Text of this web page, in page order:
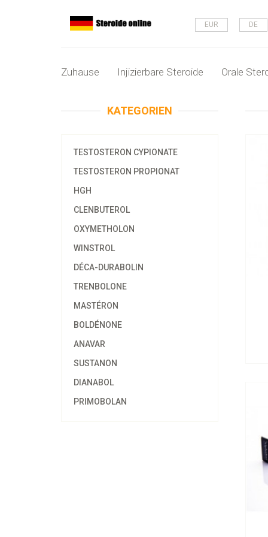
EUR DE
Zuhause Injizierbare Steroide Orale
KATEGORIEN
TESTOSTERON CYPIONATE
TESTOSTERON PROPIONAT
HGH
CLENBUTEROL
OXYMETHOLON
WINSTROL
DÉCA-DURABOLIN
TRENBOLONE
MASTÉRON
BOLDÉNONE
ANAVAR
SUSTANON
DIANABOL
PRIMOBOLAN